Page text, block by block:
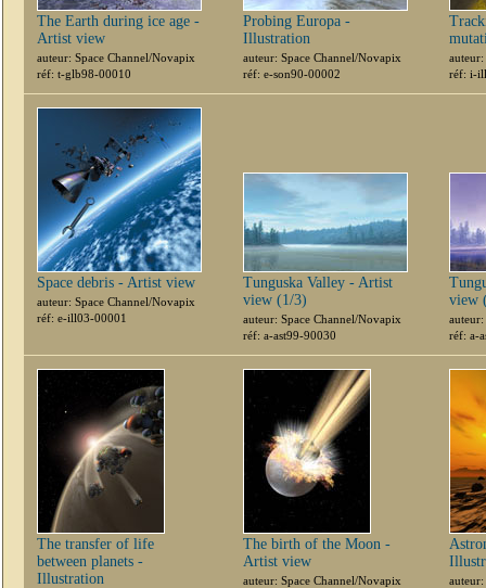
The Earth during ice age -
Artist view
auteur: Space Channel/Novapix
réf: t-glb98-00010
Probing Europa -
Illustration
auteur: Space Channel/Novapix
réf: e-son90-00002
réf: i-
Space debris - Artist view
auteur: Space Channel/Novapix
réf: e-ill03-00001
Tunguska Valley - Artist
view (1/3)
auteur: Space Channel/Novapix
réf: a-ast99-90030
view
réf: a-
The transfer of life
between planets -
Illustration
The birth of the Moon -
Artist view
auteur: Space Channel/Novapix